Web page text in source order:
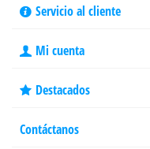
Servicio al cliente
Mi cuenta
Destacados
Contáctanos